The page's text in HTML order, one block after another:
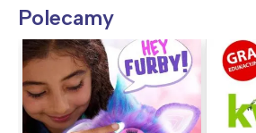
Polecamy